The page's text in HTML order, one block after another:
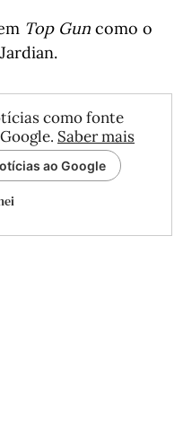
Top Gun como o
como fonte
Saber mais
ao Google